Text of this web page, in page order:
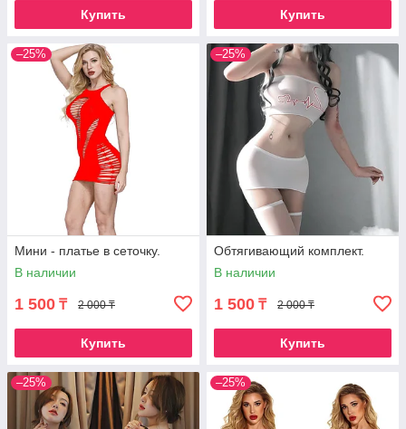
Купить Купить
–25%
Мини - платье в сеточку.
В наличии
1 500 ₸ 2 000 ₸
Купить
–25%
Обтягивающий комплект.
В наличии
1 500 ₸ 2 000 ₸
Купить
–25% –25%